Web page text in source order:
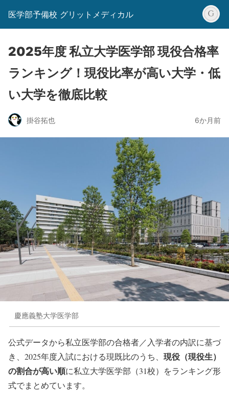
医学部予備校 グリットメディカル
2025年度 私立大学医学部 現役合格率
ランキング！現役比率が高い大学・低
い大学を徹底比較
掛谷拓也 6か月前
慶應義塾大学医学部
公式データから私立医学部の合格者／入学者の内訳に基づ
き、2025年度入試における現既比のうち、 現役（現役生）
の割合が高い順に私立大学医学部（31校）をランキング形
式でまとめています。